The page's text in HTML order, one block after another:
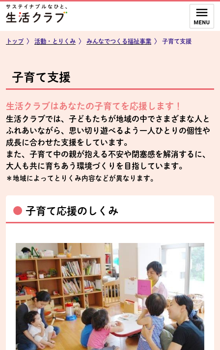
ページの先頭です。
本文へジャンプする。
トップ 〉 活動・とりくみ 〉 みんなでつくる福祉事業 〉 子育て支援
子育て支援
生活クラブはあなたの子育てを応援します！
生活クラブでは、子どもたちが地域の中でさまざまな人と
ふれあいながら、思い切り遊べるよう一人ひとりの個性や
成長に合わせた支援をしています。
また、子育て中の親が抱える不安や閉塞感を解消するに、
大人も共に育ちあう環境づくりを目指しています。
＊地域によってとりくみ内容などが異なります。
子育て応援のしくみ